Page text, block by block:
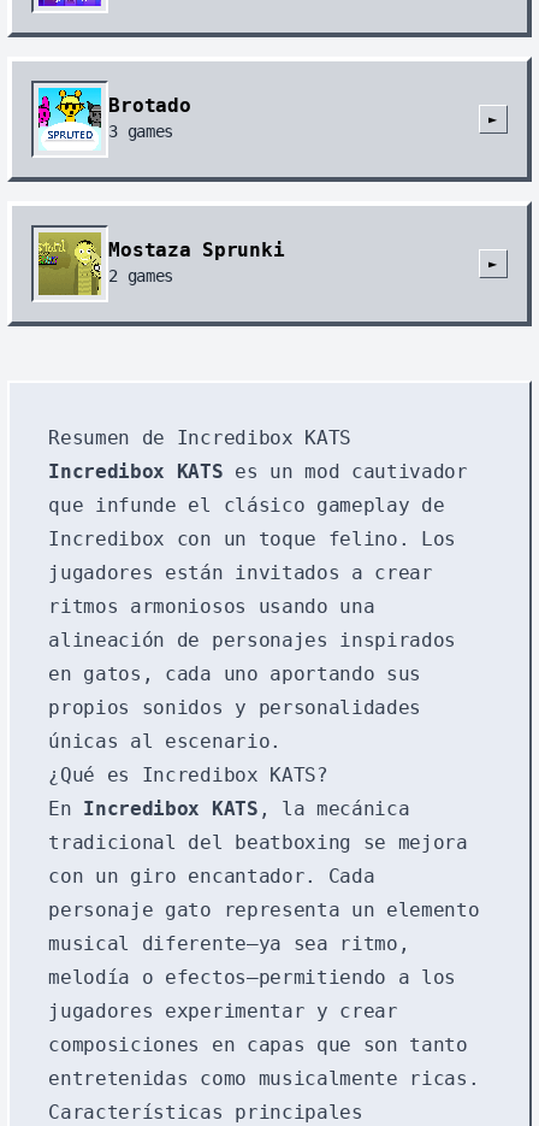
Brotado
3 games
►
Mostaza Sprunki
2 games
►
Resumen de Incredibox KATS
Incredibox KATS es un mod cautivador
que infunde el clásico gameplay de
Incredibox con un toque felino. Los
jugadores están invitados a crear
ritmos armoniosos usando una
alineación de personajes inspirados
en gatos, cada uno aportando sus
propios sonidos y personalidades
únicas al escenario.
¿Qué es Incredibox KATS?
En Incredibox KATS , la mecánica
tradicional del beatboxing se mejora
con un giro encantador. Cada
personaje gato representa un elemento
musical diferente—ya sea ritmo,
melodía o efectos—permitiendo a los
jugadores experimentar y crear
composiciones en capas que son tanto
entretenidas como musicalmente ricas.
Características principales